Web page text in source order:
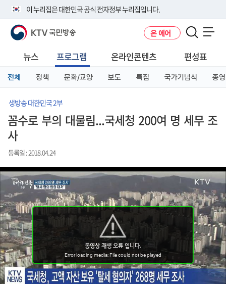
이 누리집은 대한민국 공식 전자정부 누리집입니다.
공식 누리집 주소 확인하기
니다.
이밖에 or.kr 또는 .kr등 다른 도메인 주소를 사용하고 있다면 아래 URL에
서 도메인 주소를 확인해 보세요
KTV 국민방송 온 에어
뉴스 프로그램 온라인콘텐츠 편성표
전체 정책 문화/교양 보도 특집 국가기념식 종영
생방송 대한민국 2부
꼼수로 부의 대물림...국세청 200여 명 세무 조
사
등록일 : 2018.04.24